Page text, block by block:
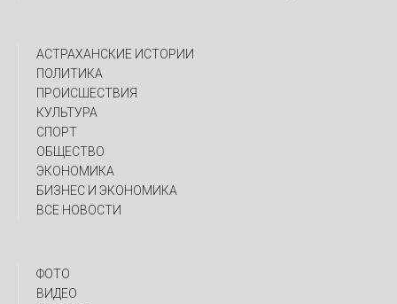
АСТРАХАНСКИЕ ИСТОРИИ
ПОЛИТИКА
ПРОИСШЕСТВИЯ
КУЛЬТУРА
СПОРТ
ОБЩЕСТВО
ЭКОНОМИКА
БИЗНЕС И ЭКОНОМИКА
ВСЕ НОВОСТИ
ФОТО
ВИДЕО